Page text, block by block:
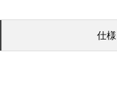
仕様